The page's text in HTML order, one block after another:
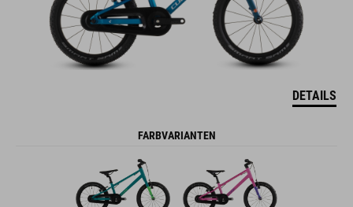
DETAILS
FARBVARIANTEN